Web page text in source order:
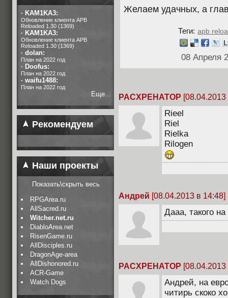
· KAM1KA3:
Обновление клиента APB
Reloaded 1.30 (1369)
· KAM1KA3:
Обновление клиента APB
Reloaded 1.30 (1369)
· dolan:
План на 2022 год
· Doofus:
План на 2022 год
· waifu1488:
План на 2022 год
Еще...
Рекомендуем
Наши проекты
Показать\скрыть весь
RPGArea.ru
AllSacred.ru
Witcher.net.ru
DiabloArea.net
RisenGame.ru
AllDisciples.ru
DragonAge-area
AllDishonored.ru
ACR-Game
Watch Dogs
Желаем удачных, а
Теги: apb
08 Апреля
PACXPEHATOP
Rieel
Riel
Rielka
Rilogen
Андрей [08.04.2013 в 14:48]
Дааа, такого
PACXPEHATOP
Андрей, на
читирь скоко